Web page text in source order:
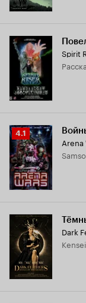
Spirit
Рейтинг
Кинопоиска
4.1
4.1
Arena
Dark
Kensei